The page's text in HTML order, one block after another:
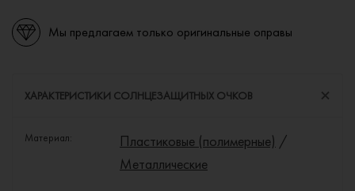
Мы предлагаем только оригинальные оправы
ХАРАКТЕРИСТИКИ СОЛНЦЕЗАЩИТНЫХ ОЧКОВ
Материал: Пластиковые (полимерные) /
Металлические